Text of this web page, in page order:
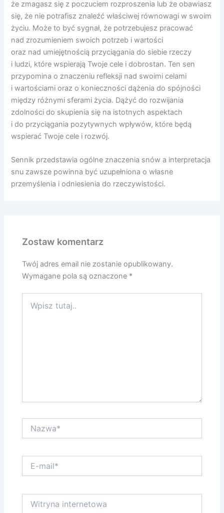
że zmagasz się z poczuciem rozproszenia lub że obawiasz
się, że nie potrafisz znaleźć właściwej równowagi w swoim
życiu. Może to być sygnał, że potrzebujesz pracować
nad zrozumieniem swoich potrzeb i wartości
oraz nad umiejętnością przyciągania do siebie rzeczy
i ludzi, które wspierają Twoje cele i dobrostan. Ten sen
przypomina o znaczeniu refleksji nad swoimi celami
i wartościami oraz o konieczności dążenia do spójności
między różnymi sferami życia. Dążyć do rozwijania
zdolności do skupienia się na istotnych aspektach
i do przyciągania pozytywnych wpływów, które będą
wspierać Twoje cele i rozwój.
Sennik przedstawia ogólne znaczenia snów a interpretacja
snu zawsze powinna być uzupełniona o własne
przemyślenia i odniesienia do rzeczywistości.
Zostaw komentarz
Twój adres email nie zostanie opublikowany.
Wymagane pola są oznaczone *
tutaj..
mail*
internetowa